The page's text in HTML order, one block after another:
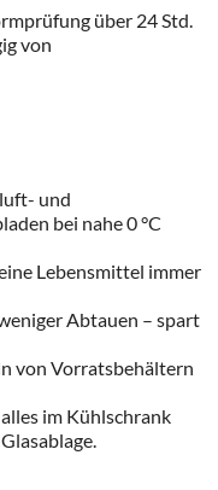
über 24 Std.
von
und
bei nahe 0 °C
Lebensmittel immer
Abtauen – spart
von Vorratsbehältern
im Kühlschrank